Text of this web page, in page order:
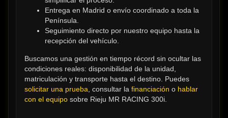
Entrega en Madrid o envío coordinado a toda la
Península.
Seguimiento directo por nuestro equipo hasta la
recepción del vehículo.
Buscamos una gestión en tiempo récord sin ocultar las
condiciones reales: disponibilidad de la unidad,
solicitar una prueba , consultar la financiación o hablar
con el equipo sobre Rieju MR RACING 300i.